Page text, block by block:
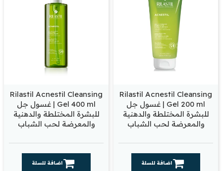
Rilastil Acnestil Cleansing
Gel 200 ml | غسول جل
للبشرة المختلطة والدهنية
والمعرضة لحب الشباب
اضافة للسلة
Rilastil Acnestil Cleansing
Gel 400 ml | غسول جل
للبشرة المختلطة والدهنية
والمعرضة لحب الشباب
اضافة للسلة